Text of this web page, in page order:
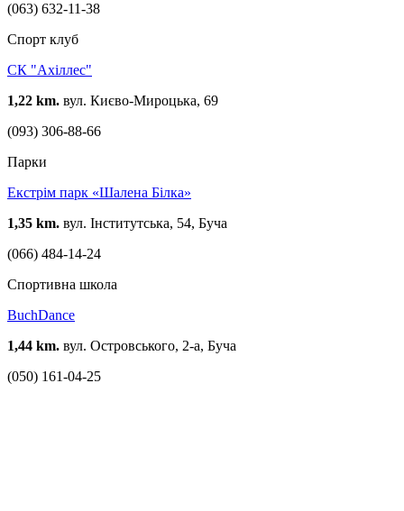
(063) 632-11-38
Спорт клуб
СК "Ахіллес"
1,22 km. вул. Києво-Мироцька, 69
(093) 306-88-66
Парки
Екстрім парк «Шалена Білка»
1,35 km. вул. Інститутська, 54, Буча
(066) 484-14-24
Спортивна школа
BuchDance
1,44 km. вул. Островського, 2-а, Буча
(050) 161-04-25